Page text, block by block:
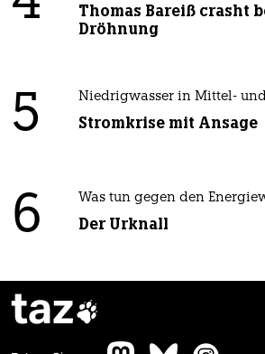
Thomas Bareiß crasht
Dröhnung
5 Niedrigwasser in Mittel-
Stromkrise mit Ansage
6 Was tun gegen den
Der Urknall
taz